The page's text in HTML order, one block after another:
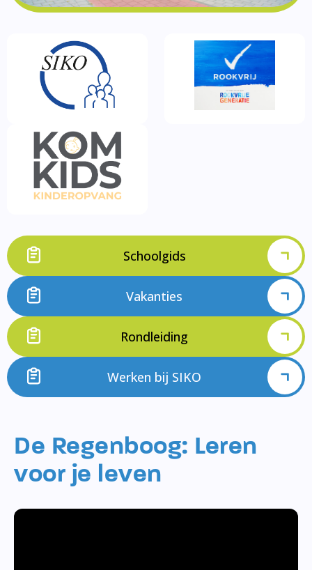
Schoolgids
Vakanties
Rondleiding
Werken bij SIKO
De Regenboog: Leren
voor je leven